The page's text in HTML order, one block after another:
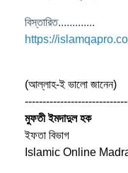
বিস্তারিত.............
https://
(আল্লাহ-ই ভালো জানেন)
মুফতী ইমদাদুল হক
ইফতা বিভাগ
Islamic Online